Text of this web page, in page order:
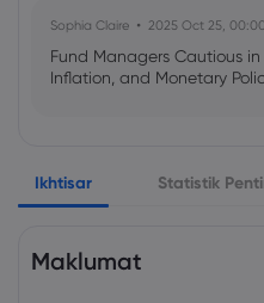
Sophia Claire 2025 Oct 25, 00:00
Fund Managers Cautious in
Inflation, and Monetary
US Government Shutdown
October Inflation Data
Ikhtisar Statistik
Maklumat